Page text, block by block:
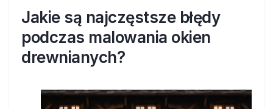
Jakie są najczęstsze błędy
podczas malowania okien
drewnianych?